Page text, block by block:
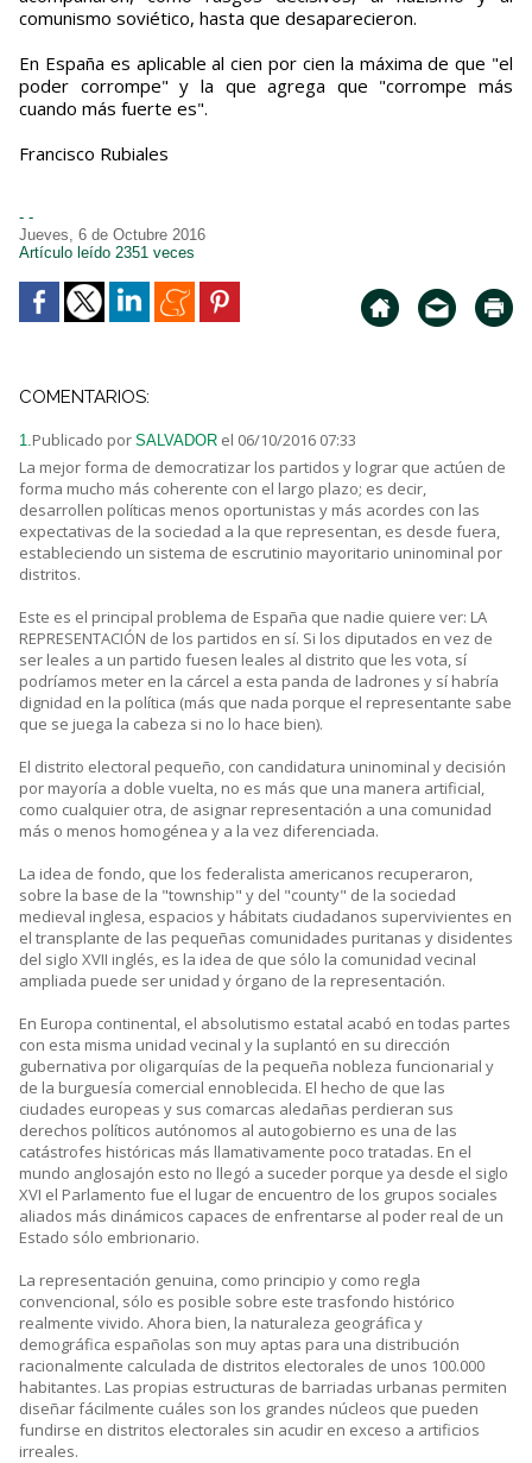
comunismo soviético, hasta que desaparecieron.
En España es aplicable al cien por cien la máxima de que "el
poder corrompe" y la que agrega que "corrompe más
cuando más fuerte es".
Francisco Rubiales
- -
Jueves, 6 de Octubre 2016
Artículo leído 2351 veces
COMENTARIOS:
1. Publicado por SALVADOR el 06/10/2016 07:33
La mejor forma de democratizar los partidos y lograr que actúen de
forma mucho más coherente con el largo plazo; es decir,
desarrollen políticas menos oportunistas y más acordes con las
expectativas de la sociedad a la que representan, es desde fuera,
estableciendo un sistema de escrutinio mayoritario uninominal por
distritos.
Este es el principal problema de España que nadie quiere ver: LA
REPRESENTACIÓN de los partidos en sí. Si los diputados en vez de
ser leales a un partido fuesen leales al distrito que les vota, sí
podríamos meter en la cárcel a esta panda de ladrones y sí habría
dignidad en la política (más que nada porque el representante sabe
que se juega la cabeza si no lo hace bien).
El distrito electoral pequeño, con candidatura uninominal y decisión
por mayoría a doble vuelta, no es más que una manera artificial,
como cualquier otra, de asignar representación a una comunidad
más o menos homogénea y a la vez diferenciada.
La idea de fondo, que los federalista americanos recuperaron,
sobre la base de la "township" y del "county" de la sociedad
medieval inglesa, espacios y hábitats ciudadanos supervivientes en
el transplante de las pequeñas comunidades puritanas y disidentes
del siglo XVII inglés, es la idea de que sólo la comunidad vecinal
ampliada puede ser unidad y órgano de la representación.
En Europa continental, el absolutismo estatal acabó en todas partes
con esta misma unidad vecinal y la suplantó en su dirección
gubernativa por oligarquías de la pequeña nobleza funcionarial y
de la burguesía comercial ennoblecida. El hecho de que las
ciudades europeas y sus comarcas aledañas perdieran sus
derechos políticos autónomos al autogobierno es una de las
catástrofes históricas más llamativamente poco tratadas. En el
mundo anglosajón esto no llegó a suceder porque ya desde el siglo
XVI el Parlamento fue el lugar de encuentro de los grupos sociales
aliados más dinámicos capaces de enfrentarse al poder real de un
Estado sólo embrionario.
La representación genuina, como principio y como regla
convencional, sólo es posible sobre este trasfondo histórico
realmente vivido. Ahora bien, la naturaleza geográfica y
demográfica españolas son muy aptas para una distribución
racionalmente calculada de distritos electorales de unos 100.000
habitantes. Las propias estructuras de barriadas urbanas permiten
diseñar fácilmente cuáles son los grandes núcleos que pueden
fundirse en distritos electorales sin acudir en exceso a artificios
irreales.